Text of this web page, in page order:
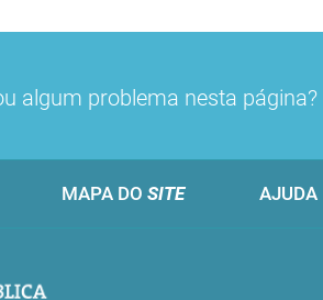
algum problema nesta página?
MAPA DO SITE AJUDA